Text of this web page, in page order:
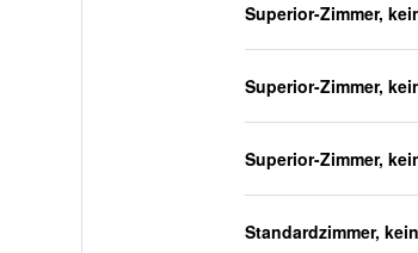
Superior-Zimmer,
Superior-Zimmer,
Superior-Zimmer,
Standardzimmer,